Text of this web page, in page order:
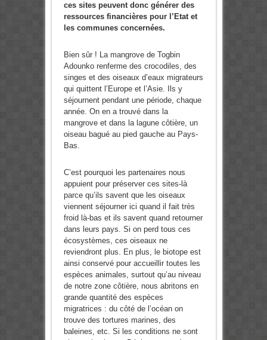
ces sites peuvent donc générer des
ressources financières pour l’Etat et
les communes concernées.
Bien sûr ! La mangrove de Togbin
Adounko renferme des crocodiles, des
singes et des oiseaux d’eaux migrateurs
qui quittent l’Europe et l’Asie. Ils y
séjournent pendant une période, chaque
année. On en a trouvé dans la
mangrove et dans la lagune côtière, un
oiseau bagué au pied gauche au Pays-
Bas.
C’est pourquoi les partenaires nous
appuient pour préserver ces sites-là
parce qu’ils savent que les oiseaux
viennent séjourner ici quand il fait très
froid là-bas et ils savent quand retourner
dans leurs pays. Si on perd tous ces
écosystèmes, ces oiseaux ne
reviendront plus. En plus, le biotope est
ainsi conservé pour accueillir toutes les
espèces animales, surtout qu’au niveau
de notre zone côtière, nous abritons en
grande quantité des espèces
migratrices : du côté de l’océan on
trouve des tortures marines, des
baleines, etc. Si les conditions ne sont